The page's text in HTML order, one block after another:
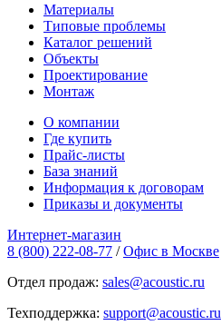
Материалы
Типовые проблемы
Каталог решений
Объекты
Проектирование
Монтаж
О компании
Где купить
Прайс-листы
База знаний
Информация к договорам
Приказы и документы
Интернет-магазин
8 (800) 222-08-77 / Офис в Москве
Отдел продаж: sales@acoustic.ru
Техподдержка: support@acoustic.ru